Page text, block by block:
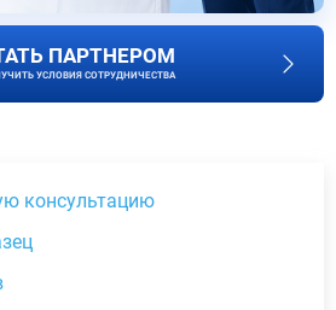
ПАРТНЕРОМ
УСЛОВИЯ СОТРУДНИЧЕСТВА
консультацию